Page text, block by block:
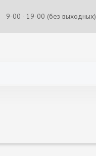
9-00 - 19-00 (без выходных)